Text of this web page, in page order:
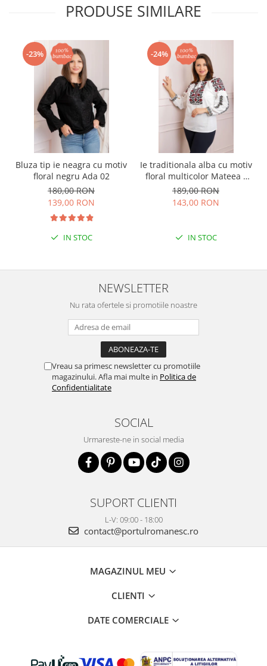
PRODUSE SIMILARE
-23%
Bluza tip ie neagra cu motiv
floral negru Ada 02
180,00 RON
139,00 RON
IN STOC
-24%
Ie traditionala alba cu motiv
floral multicolor Mateea -
maneca lunga
189,00 RON
143,00 RON
IN STOC
NEWSLETTER
Nu rata ofertele si promotiile noastre
Vreau sa primesc newsletter cu promotiile
magazinului. Afla mai multe in Politica de
Confidentialitate
SOCIAL
Urmareste-ne in social media
SUPORT CLIENTI
L-V: 09:00 - 18:00
contact@portulromanesc.ro
MAGAZINUL MEU
CLIENTI
DATE COMERCIALE